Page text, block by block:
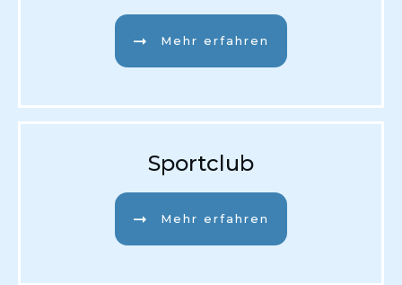
Mehr erfahren
Sportclub
Mehr erfahren